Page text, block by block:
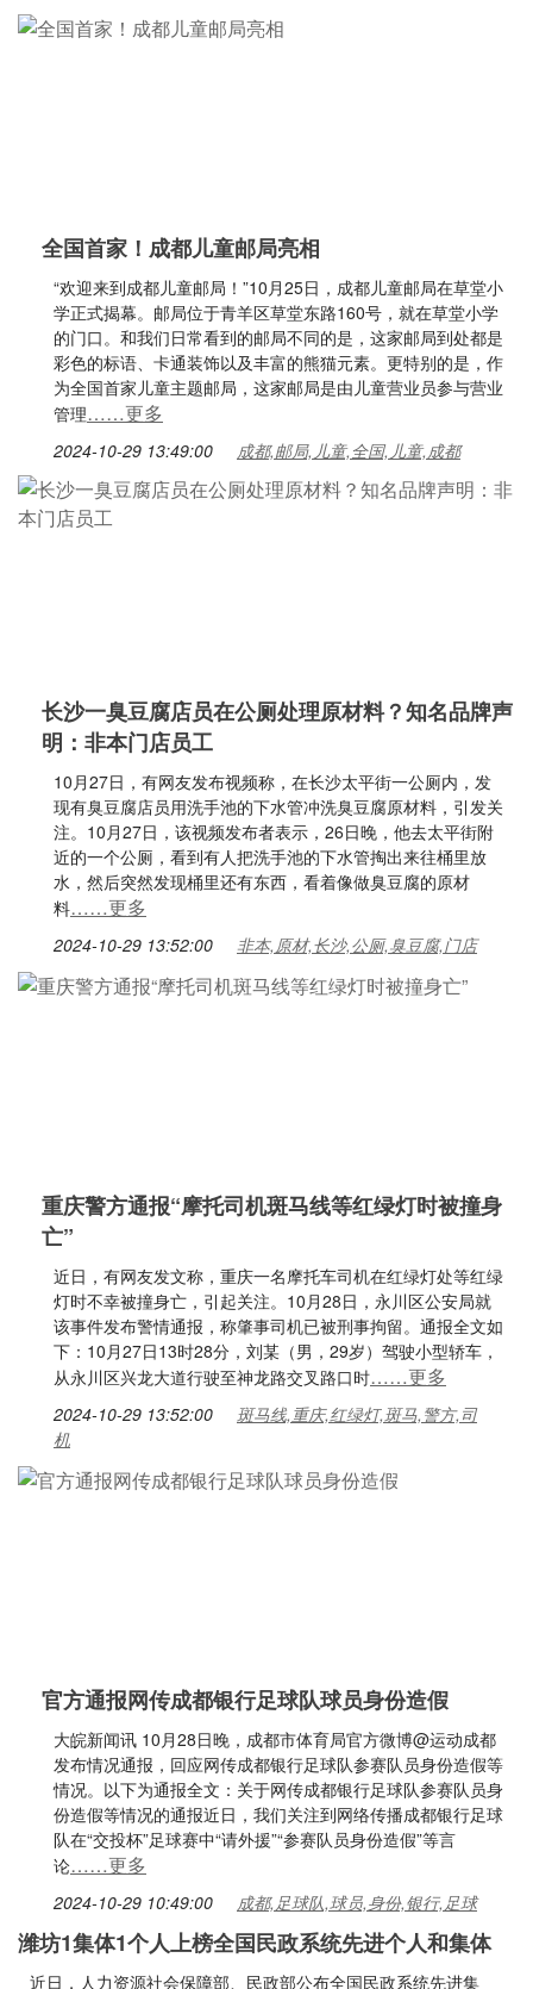
全国首家！成都儿童邮局亮相
“欢迎来到成都儿童邮局！”10月25日，成都儿童邮局在草堂小
学正式揭幕。邮局位于青羊区草堂东路160号，就在草堂小学
的门口。和我们日常看到的邮局不同的是，这家邮局到处都是
彩色的标语、卡通装饰以及丰富的熊猫元素。更特别的是，作
为全国首家儿童主题邮局，这家邮局是由儿童营业员参与营业
管理……更多
2024-10-29 13:49:00 成都,邮局,儿童,全国,儿童,成都
长沙一臭豆腐店员在公厕处理原材料？知名品牌声
明：非本门店员工
10月27日，有网友发布视频称，在长沙太平街一公厕内，发
现有臭豆腐店员用洗手池的下水管冲洗臭豆腐原材料，引发关
注。10月27日，该视频发布者表示，26日晚，他去太平街附
近的一个公厕，看到有人把洗手池的下水管掏出来往桶里放
水，然后突然发现桶里还有东西，看着像做臭豆腐的原材
料……更多
2024-10-29 13:52:00 非本,原材,长沙,公厕,臭豆腐,门店
重庆警方通报“摩托司机斑马线等红绿灯时被撞身
亡”
近日，有网友发文称，重庆一名摩托车司机在红绿灯处等红绿
灯时不幸被撞身亡，引起关注。10月28日，永川区公安局就
该事件发布警情通报，称肇事司机已被刑事拘留。通报全文如
下：10月27日13时28分，刘某（男，29岁）驾驶小型轿车，
从永川区兴龙大道行驶至神龙路交叉路口时……更多
2024-10-29 13:52:00
斑马线,重庆,红绿灯,斑马,警方,司
机
官方通报网传成都银行足球队球员身份造假
大皖新闻讯 10月28日晚，成都市体育局官方微博@运动成都
发布情况通报，回应网传成都银行足球队参赛队员身份造假等
情况。以下为通报全文：关于网传成都银行足球队参赛队员身
份造假等情况的通报近日，我们关注到网络传播成都银行足球
队在“交投杯”足球赛中“请外援”“参赛队员身份造假”等言
论……更多
2024-10-29 10:49:00 成都,足球队,球员,身份,银行,足球
潍坊1集体1个人上榜全国民政系统先进个人和集体
近日，人力资源社会保障部、民政部公布全国民政系统先进集